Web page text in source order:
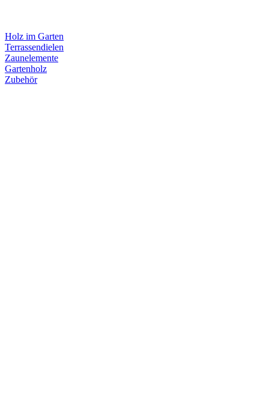
Holz im Garten
Terrassendielen
Zaunelemente
Gartenholz
Zubehör